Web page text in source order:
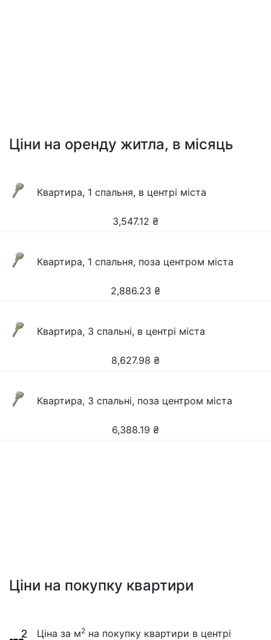
Ціни на оренду житла, в місяць
Квартира, 1 спальня, в центрі міста
3,547.12 ₴
Квартира, 1 спальня, поза центром міста
2,886.23 ₴
Квартира, 3 спальні, в центрі міста
8,627.98 ₴
Квартира, 3 спальні, поза центром міста
6,388.19 ₴
Ціни на покупку квартири
Ціна за м2 на покупку квартири в центрі